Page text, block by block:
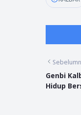
Genbi
Hidup